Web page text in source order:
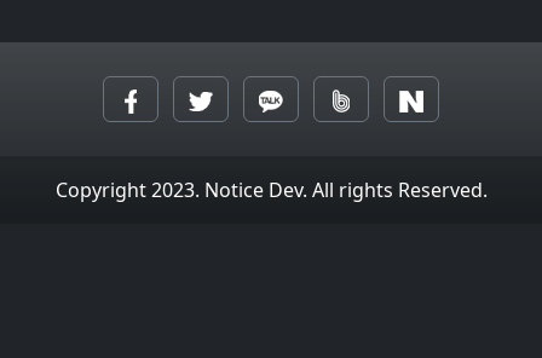
Copyright 2023. Notice Dev. All rights Reserved.